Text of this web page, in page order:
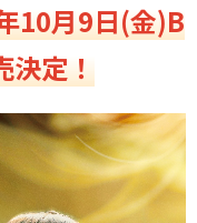
10月9日(金)B
決定！